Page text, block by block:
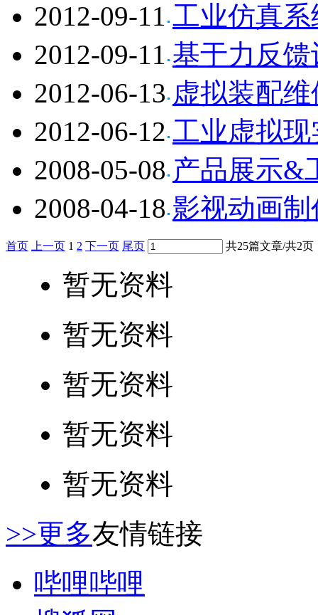
2012-09-11 工业仿真
2012-09-11 基于力反
2012-06-13 虚拟装配
2012-06-12 工业虚拟
2008-05-08 产品展示&
2008-04-18 影视动画
首页 上一页 1 2 下一页 尾页 共25篇文章/共2页
暂无资料
暂无资料
暂无资料
暂无资料
暂无资料
>>更多友情链接
哔哩哔哩